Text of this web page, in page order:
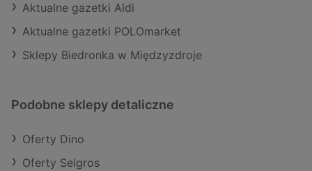
Aktualne gazetki Aldi
Aktualne gazetki POLOmarket
Sklepy Biedronka w Międzyzdroje
Podobne sklepy detaliczne
Oferty Dino
Oferty Selgros